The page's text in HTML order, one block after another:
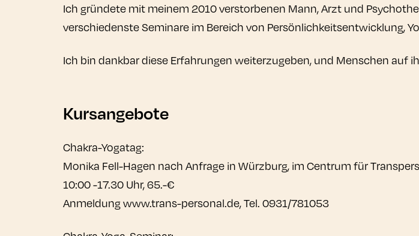
Ich gründete mit meinem 2010 verstorbenen Mann, Arzt und
verschiedenste Seminare im Bereich von Persönlichkeitsentwicklung,
Ich bin dankbar diese Erfahrungen weiterzugeben, und Menschen auf
Kursangebote
Chakra-Yogatag:
Monika Fell-Hagen nach Anfrage in Würzburg, im Centrum für
10:00 -17.30 Uhr, 65.-€
Anmeldung www.trans-personal.de, Tel. 0931/781053